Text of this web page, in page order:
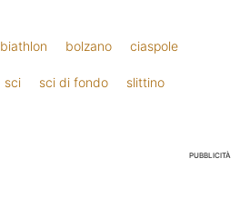
biathlon bolzano ciaspole
sci sci di fondo slittino
PUBBLICITÀ